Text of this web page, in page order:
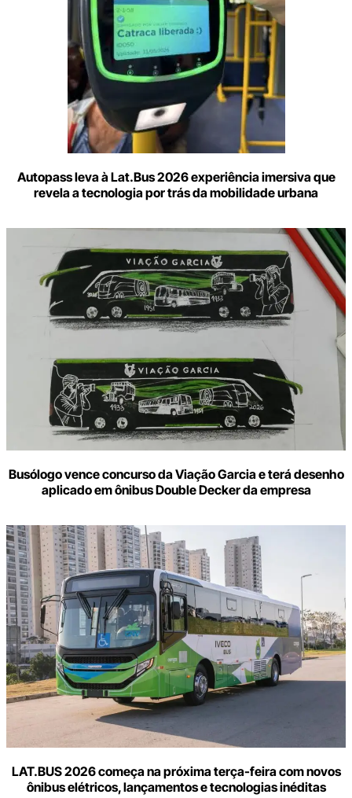
Autopass leva à Lat.Bus 2026 experiência imersiva que
revela a tecnologia por trás da mobilidade urbana
Busólogo vence concurso da Viação Garcia e terá desenho
aplicado em ônibus Double Decker da empresa
LAT.BUS 2026 começa na próxima terça-feira com novos
ônibus elétricos, lançamentos e tecnologias inéditas